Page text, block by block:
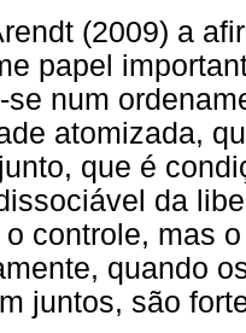
(2009) a
papel
num
atomizada,
que é
da
controle, mas
quando
juntos, são